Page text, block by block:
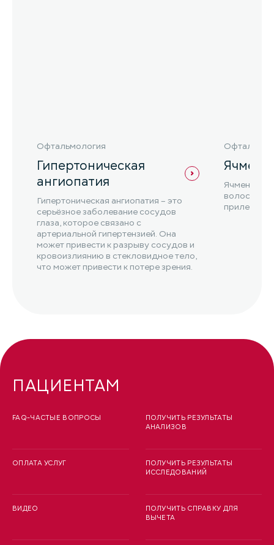
Офтальмология
Гипертоническая
ангиопатия
Гипертоническая ангиопатия – это
серьёзное заболевание сосудов
глаза, которое связано с
артериальной гипертензией. Она
может привести к разрыву сосудов и
кровоизлиянию в стекловидное тело,
что может привести к потере зрения.
Ячмень
Ячмень –
ПАЦИЕНТАМ
FAQ-ЧАСТЫЕ ВОПРОСЫ
ОПЛАТА УСЛУГ
ВИДЕО
ПОЛУЧИТЬ РЕЗУЛЬТАТЫ
АНАЛИЗОВ
ПОЛУЧИТЬ РЕЗУЛЬТАТЫ
ИССЛЕДОВАНИЙ
ПОЛУЧИТЬ СПРАВКУ ДЛЯ
ВЫЧЕТА